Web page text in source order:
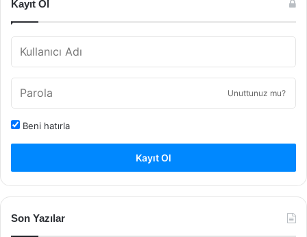
Kayıt Ol
Unuttunuz mu?
Beni hatırla
Kayıt Ol
Son Yazılar